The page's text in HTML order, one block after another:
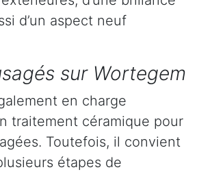
d’un aspect neuf
sur Wortegem
en charge
traitement céramique pour
Toutefois, il convient
étapes de